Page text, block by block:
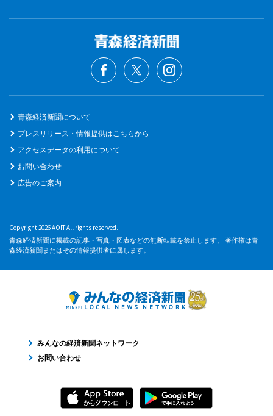
青森経済新聞について
プレスリリース・情報提供はこちらから
アクセスデータの利用について
お問い合わせ
広告のご案内
Copyright 2026 AOIT All rights reserved.
青森経済新聞に掲載の記事・写真・図表などの無断転載を禁止します。 著作権は青
森経済新聞またはその情報提供者に属します。
みんなの経済新聞ネットワーク
お問い合わせ